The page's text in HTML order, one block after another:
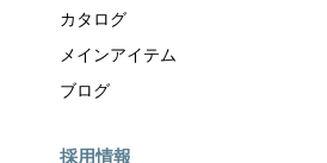
カタログ
メインアイテム
ブログ
採用情報